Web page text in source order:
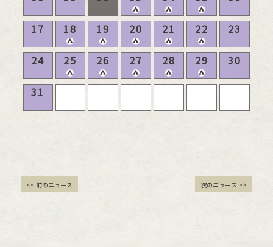
17 18 19 20 21 22 23
24 25 26 27 28 29 30
31
<< 前のニュース 次のニュース >>